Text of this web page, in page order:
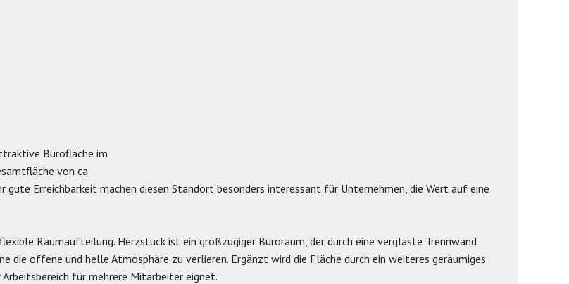
Bürofläche im
von ca.
Erreichbarkeit machen diesen Standort besonders interessant für Unternehmen, die Wert auf eine
Raumaufteilung. Herzstück ist ein großzügiger Büroraum, der durch eine verglaste Trennwand
offene und helle Atmosphäre zu verlieren. Ergänzt wird die Fläche durch ein weiteres geräumiges
für mehrere Mitarbeiter eignet.